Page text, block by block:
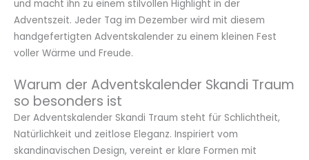
und macht ihn zu einem stilvollen Highlight in der
Adventszeit. Jeder Tag im Dezember wird mit diesem
handgefertigten Adventskalender zu einem kleinen Fest
voller Wärme und Freude.
Warum der Adventskalender Skandi Traum
so besonders ist
Der Adventskalender Skandi Traum steht für Schlichtheit,
Natürlichkeit und zeitlose Eleganz. Inspiriert vom
skandinavischen Design, vereint er klare Formen mit